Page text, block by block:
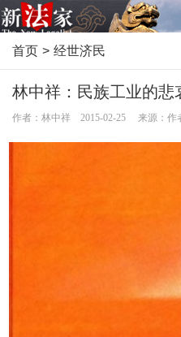
首页 > 经世济民
林中祥：民族工业的
作者：林中祥 2015-02-25 来源：作